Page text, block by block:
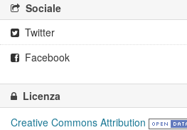
Sociale
Twitter
Facebook
Licenza
Creative Commons Attribution